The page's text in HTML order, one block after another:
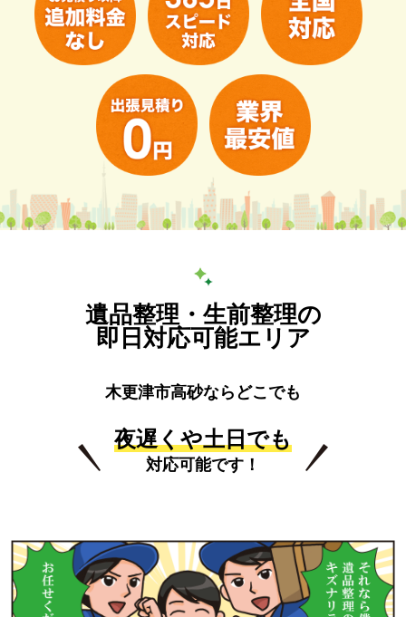
遺品整理・生前整理の
即日対応可能エリア
木更津市高砂ならどこでも
夜遅くや土日でも
対応可能です！